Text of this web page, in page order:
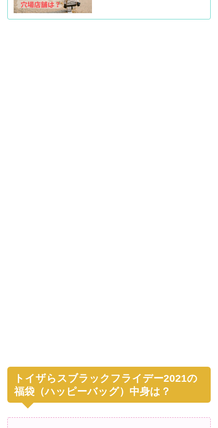
トイザらスブラックフライデー2021の
福袋（ハッピーバッグ）中身は？